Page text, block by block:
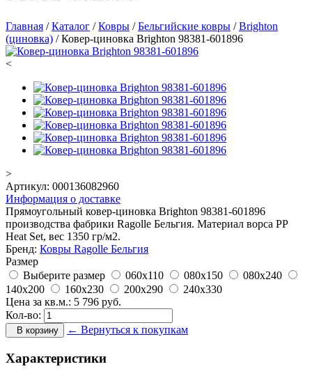
Главная / Каталог / Ковры / Бельгийские ковры / Brighton
(циновка) / Ковер-циновка Brighton 98381-601896
<
>
Артикул: 000136082960
Информация о доставке
Прямоугольный ковер-циновка Brighton 98381-601896
производства фабрики Ragolle Бельгия. Материал ворса PP
Heat Set, вес 1350 гр/м2.
Бренд: Ковры Ragolle Бельгия
Размер
Выберите размер
060x110 080x150
080x240
140x200
160x230 200x290
240x330
Цена за кв.м.: 5 796 руб.
Кол-во:
В корзину ← Вернуться к покупкам
Характеристики